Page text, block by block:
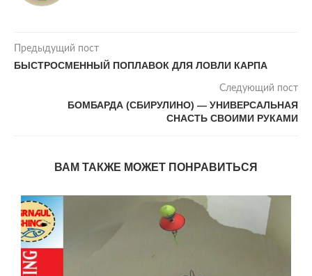
Предыдущий пост
БЫСТРОСМЕННЫЙ ПОПЛАВОК ДЛЯ ЛОВЛИ КАРПА
Следующий пост
БОМБАРДА (СБИРУЛИНО) — УНИВЕРСАЛЬНАЯ
СНАСТЬ СВОИМИ РУКАМИ
ВАМ ТАКЖЕ МОЖЕТ ПОНРАВИТЬСЯ